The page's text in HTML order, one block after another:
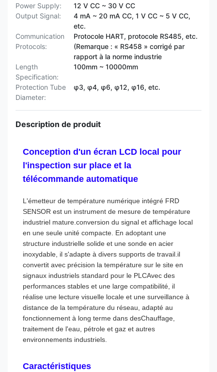
Power Supply:
12 V CC ~ 30 V CC
Output Signal:
4 mA ~ 20 mA CC, 1 V CC ~ 5 V CC,
etc.
Communication
Protocols:
Protocole HART, protocole RS485, etc.
(Remarque : « RS458 » corrigé par
rapport à la norme industrie
Length
Specification:
100mm ~ 10000mm
Protection Tube
Diameter:
φ3, φ4, φ6, φ12, φ16, etc.
Description de produit
Conception d'un écran LCD local pour
l'inspection sur place et la
télécommande automatique
L'émetteur de température numérique intégré FRD
SENSOR est un instrument de mesure de température
industriel mature.conversion du signal et affichage local
en une seule unité compacte. En adoptant une
structure industrielle solide et une sonde en acier
inoxydable, il s'adapte à divers supports de travail.il
convertit avec précision la température sur le site en
signaux industriels standard pour le PLCAvec des
performances stables et une large compatibilité, il
réalise une lecture visuelle locale et une surveillance à
distance de la température du réseau, adapté au
fonctionnement à long terme dans desChauffage,
traitement de l'eau, pétrole et gaz et autres
environnements industriels.
Caractéristiques